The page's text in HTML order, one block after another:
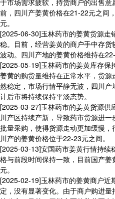
于市场需求疲软，持货商户的出售
前，四川产姜黄价格在21-22元之间
元。
[2025-06-30]玉林药市的姜黄货源走
稳。目前，经营姜黄的商户手中存
波动。四川产地的姜黄价格维持在
[2025-05-19]玉林药市的姜黄库存保
姜黄的购货量维持在正常水平，货
然稳定，市场行情平静无波，四川
计后市将持续保持平淡态势。
[2025-03-27]玉林药市的姜黄货源供
川产区持续产新，导致药市货源进
批量采购，使得货源走动更加缓慢
川产的姜黄价格位于22-23元之间。
[2025-03-13]安国药市姜黄行情持续
格与前段时间保持一致，目前国产
元。
[2025-02-19]玉林药市的姜黄商户近
定，没有显著变化。由于商户购进